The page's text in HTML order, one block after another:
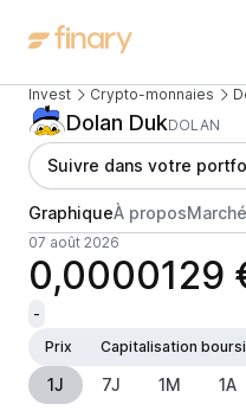
Invest Crypto-monnaies
Dolan DukDOLAN
Suivre dans votre
GraphiqueÀ propos
07 août 2026
0,0000129
-
Prix
Capitalisation
1J 7J 1M 1A